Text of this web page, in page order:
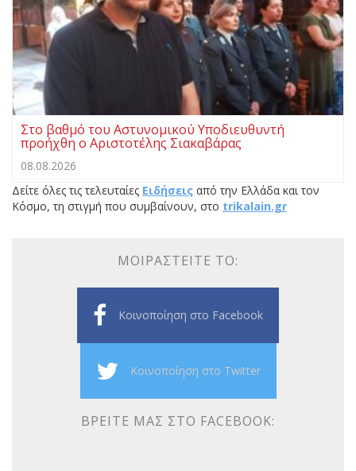
Στο βαθμό του Αστυνομικού Υποδιευθυντή
προήχθη ο Αριστοτέλης Σιακαβάρας
08.08.2026
Δείτε όλες τις τελευταίες Ειδήσεις από την Ελλάδα και τον
Κόσμο, τη στιγμή που συμβαίνουν, στο trikalain.gr
ΜΟΙΡΑΣΤΕΊΤΕ ΤΟ:
Κοινοποίηση στο Facebook
Κοινοποίηση στο Twitter
ΒΡΕΊΤΕ ΜΑΣ ΣΤΟ FACEBOOK: